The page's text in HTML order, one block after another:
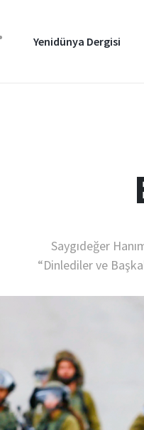
Yenidünya Dergisi
Saygıdeğer
“Dinlediler ve